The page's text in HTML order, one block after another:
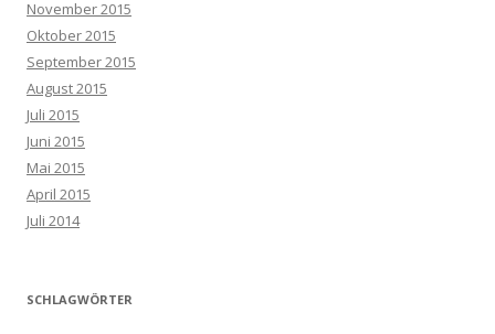
November 2015
Oktober 2015
September 2015
August 2015
Juli 2015
Juni 2015
Mai 2015
April 2015
Juli 2014
SCHLAGWÖRTER